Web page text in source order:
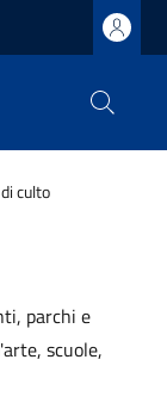
culto
parchi e
scuole,